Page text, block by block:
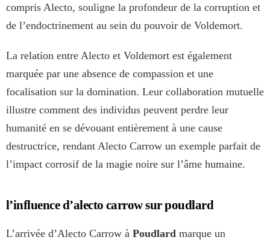
compris Alecto, souligne la profondeur de la corruption et
de l’endoctrinement au sein du pouvoir de Voldemort.
La relation entre Alecto et Voldemort est également
marquée par une absence de compassion et une
focalisation sur la domination. Leur collaboration mutuelle
illustre comment des individus peuvent perdre leur
humanité en se dévouant entièrement à une cause
destructrice, rendant Alecto Carrow un exemple parfait de
l’impact corrosif de la magie noire sur l’âme humaine.
l’influence d’alecto carrow sur poudlard
L’arrivée d’Alecto Carrow à Poudlard marque un